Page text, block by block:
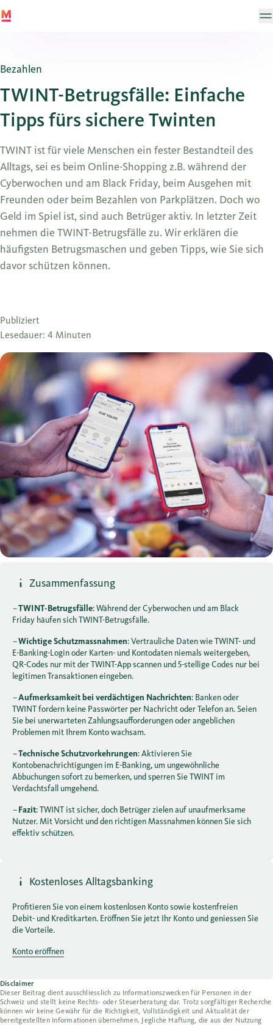
Bezahlen
TWINT-Betrugsfälle: Einfache
Tipps fürs sichere Twinten
TWINT ist für viele Menschen ein fester Bestandteil des
Alltags, sei es beim Online-Shopping z.B. während der
Cyberwochen und am Black Friday, beim Ausgehen mit
Freunden oder beim Bezahlen von Parkplätzen. Doch wo
Geld im Spiel ist, sind auch Betrüger aktiv. In letzter Zeit
nehmen die TWINT-Betrugsfälle zu. Wir erklären die
häufigsten Betrugsmaschen und geben Tipps, wie Sie sich
davor schützen können.
Publiziert
Lesedauer: 4 Minuten
Zusammenfassung
–TWINT-Betrugsfälle: Während der Cyberwochen und am Black
Friday häufen sich TWINT-Betrugsfälle.
–Wichtige Schutzmassnahmen: Vertrauliche Daten wie TWINT- und
E-Banking-Login oder Karten- und Kontodaten niemals weitergeben,
QR-Codes nur mit der TWINT-App scannen und 5-stellige Codes nur bei
legitimen Transaktionen eingeben.
–Aufmerksamkeit bei verdächtigen Nachrichten: Banken oder
TWINT fordern keine Passwörter per Nachricht oder Telefon an. Seien
Sie bei unerwarteten Zahlungsaufforderungen oder angeblichen
Problemen mit Ihrem Konto wachsam.
–Technische Schutzvorkehrungen: Aktivieren Sie
Kontobenachrichtigungen im E-Banking, um ungewöhnliche
Abbuchungen sofort zu bemerken, und sperren Sie TWINT im
Verdachtsfall umgehend.
–Fazit: TWINT ist sicher, doch Betrüger zielen auf unaufmerksame
Nutzer. Mit Vorsicht und den richtigen Massnahmen können Sie sich
effektiv schützen.
Kostenloses Alltagsbanking
Profitieren Sie von einem kostenlosen Konto sowie kostenfreien
Debit- und Kreditkarten. Eröffnen Sie jetzt Ihr Konto und geniessen Sie
die Vorteile.
Konto eröffnen
Disclaimer
Dieser Beitrag dient ausschliesslich zu Informationszwecken für Personen in der
Schweiz und stellt keine Rechts- oder Steuerberatung dar. Trotz sorgfältiger Recherche
können wir keine Gewähr für die Richtigkeit, Vollständigkeit und Aktualität der
bereitgestellten Informationen übernehmen. Jegliche Haftung, die aus der Nutzung